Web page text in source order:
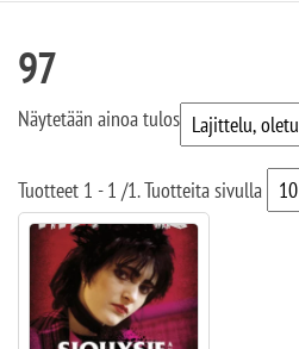
97
Näytetään ainoa tulos
Tuotteet 1 - 1 /1. Tuotteita sivulla